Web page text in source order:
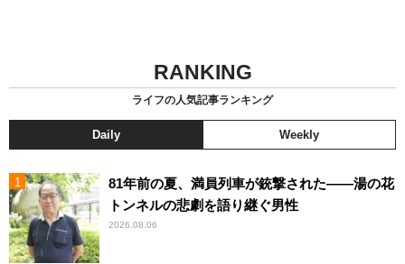
RANKING
ライフの人気記事ランキング
Daily Weekly
81年前の夏、満員列車が銃撃された――湯の花
トンネルの悲劇を語り継ぐ男性
2026.08.06